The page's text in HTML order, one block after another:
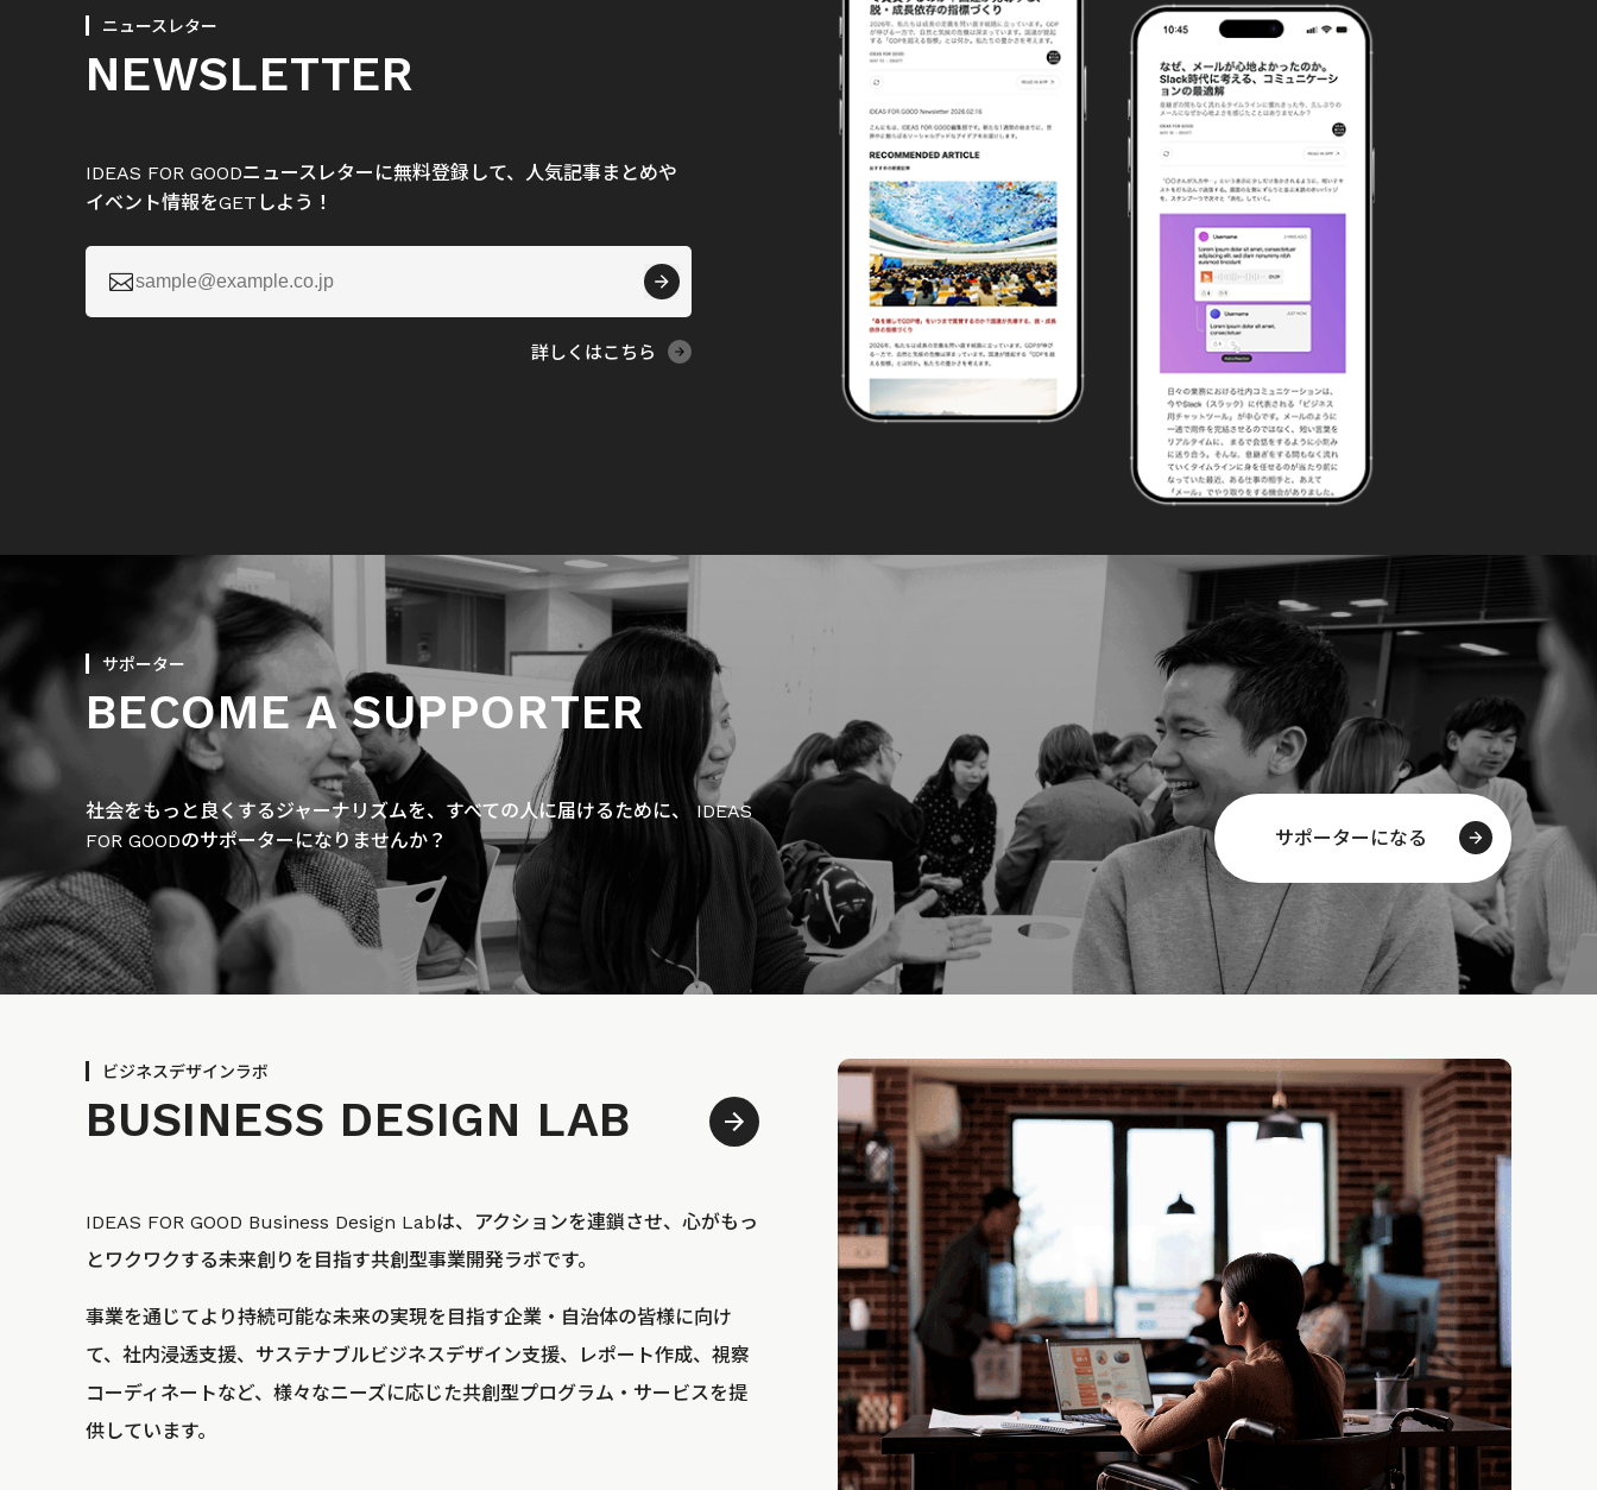
ニュースレター
NEWSLETTER
IDEAS FOR GOODニュースレターに無料登録して、人気記事まとめや
イベント情報をGETしよう！

詳しくはこちら
サポーター
BECOME A SUPPORTER
社会をもっと良くするジャーナリズムを、すべての人に届けるために、 IDEAS
FOR GOODのサポーターになりませんか？
サポーターになる
ビジネスデザインラボ
BUSINESS DESIGN LAB
IDEAS FOR GOOD Business Design Labは、アクションを連鎖させ、心がもっ
とワクワクする未来創りを目指す共創型事業開発ラボです。
事業を通じてより持続可能な未来の実現を目指す企業・自治体の皆様に向け
て、社内浸透支援、サステナブルビジネスデザイン支援、レポート作成、視察
コーディネートなど、様々なニーズに応じた共創型プログラム・サービスを提
供しています。